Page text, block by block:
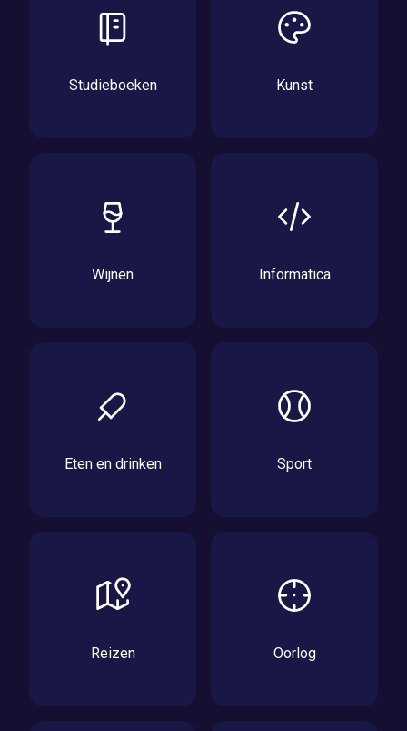
Studieboeken Kunst
Wijnen Informatica
Eten en drinken Sport
Reizen Oorlog